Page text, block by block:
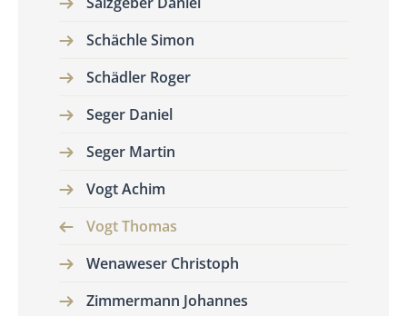
Schächle Simon
Schädler Roger
Seger Daniel
Seger Martin
Vogt Achim
Vogt Thomas
Wenaweser Christoph
Zimmermann Johannes